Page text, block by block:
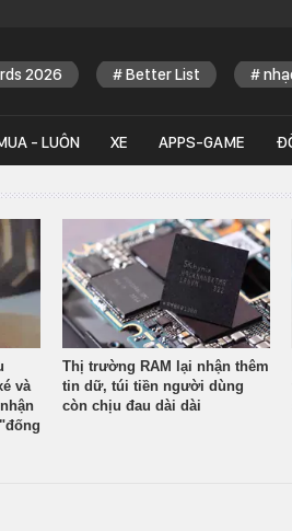
2026 Better List
- LUÔN XE APPS-GAME
và
Thị trường RAM lại nhận thêm
tin dữ, túi tiền người dùng
còn chịu đau dài dài